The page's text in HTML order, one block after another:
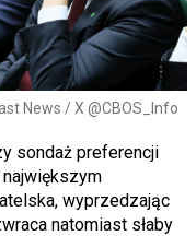
News / X @CBOS_Info
sondaż preferencji
wyprzedzając
natomiast słaby